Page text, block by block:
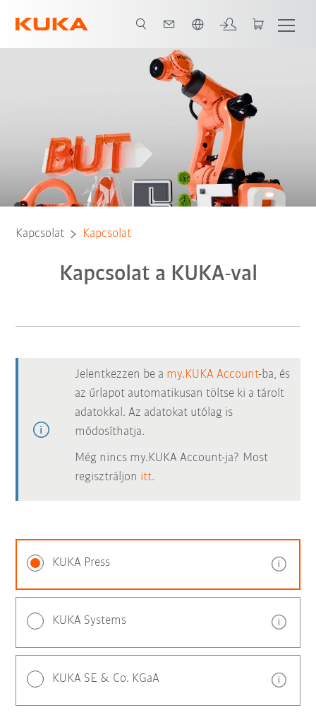
Kapcsolat Kapcsolat
Kapcsolat a KUKA-val
Jelentkezzen be a my.KUKA Account-ba, és
az űrlapot automatikusan töltse ki a tárolt
adatokkal. Az adatokat utólag is
módosíthatja.
Még nincs my.KUKA Account-ja? Most
regisztráljon itt.
KUKA Press
KUKA Systems
KUKA SE & Co. KGaA